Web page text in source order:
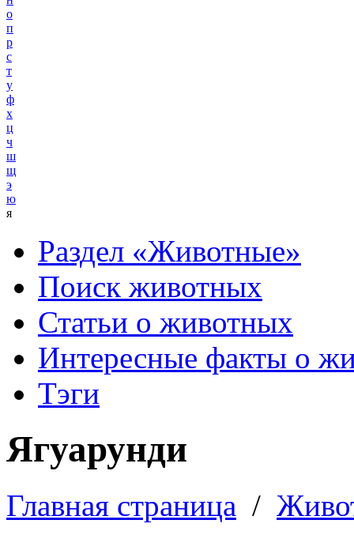
о
п
р
с
т
у
ф
х
ц
ч
ш
щ
э
ю
я
Раздел «Животные»
Поиск животных
Статьи о животных
Интересные факты о
Тэги
Ягуарунди
Главная страница /